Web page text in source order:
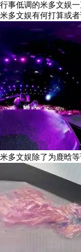
行事低调的米多文娱
米多文娱有何打算或
米多文娱除了为鹿晗